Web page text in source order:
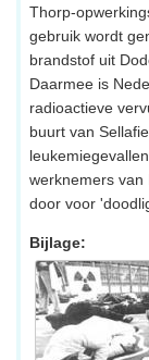
Thorp-
gebruik wordt
brandstof uit
Daarmee is
radioactieve
buurt van
werknemers van
door voor
Bijlage: